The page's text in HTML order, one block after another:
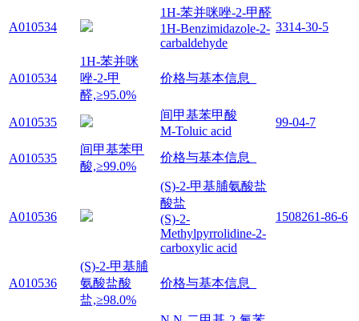
A010534
1H-苯并咪唑-2-甲醛
1H-Benzimidazole-2-
carbaldehyde
3314-30-5
A010534
1H-苯并咪
唑-2-甲
醛,≥95.0%
价格与基本信息
A010535
间甲基苯甲酸
M-Toluic acid
99-04-7
A010535
间甲基苯甲
酸,≥99.0%
价格与基本信息
A010536
(S)-2-甲基脯氨酸盐
酸盐
(S)-2-
Methylpyrrolidine-2-
carboxylic acid
1508261-86-6
A010536
(S)-2-甲基脯
氨酸盐酸
盐,≥98.0%
价格与基本信息